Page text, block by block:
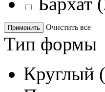
Применить Очистить все
Тип формы
Круглый (